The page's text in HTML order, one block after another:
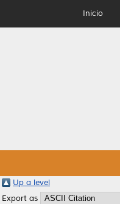
Inicio
Up a level
Export as